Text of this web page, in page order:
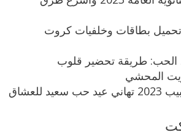
صور رمضان 2023 تحميل بطاقات وخلفيات كروت
الحب: طريقة تحضير قلوب
المحشي